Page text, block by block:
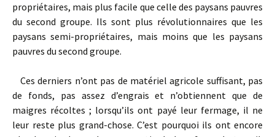
propriétaires, mais plus facile que celle des paysans pauvres
du second groupe. Ils sont plus révolutionnaires que les
paysans semi-propriétaires, mais moins que les paysans
pauvres du second groupe.
Ces derniers n’ont pas de matériel agricole suffisant, pas
de fonds, pas assez d’engrais et n’obtiennent que de
maigres récoltes ; lorsqu’ils ont payé leur fermage, il ne
leur reste plus grand-chose. C’est pourquoi ils ont encore